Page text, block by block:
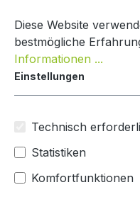
DoorBird
Andere
Bildergalerie überspringen
Diese Website
bestmögliche
Informationen ...
Einstellungen
Technisch
Statistiken
Komfortfunktionen